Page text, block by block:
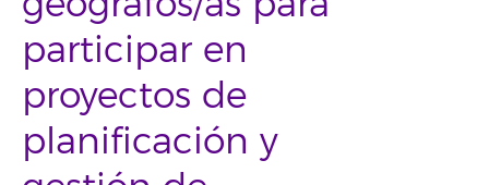
participar en
proyectos de
planificación y